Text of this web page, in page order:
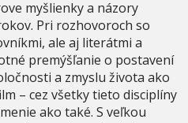
myšlienky a názory
Pri rozhovoroch so
ale aj literátmi a
premýšľanie o postavení
a zmyslu života ako
– cez všetky tieto disciplíny
ako také. S veľkou